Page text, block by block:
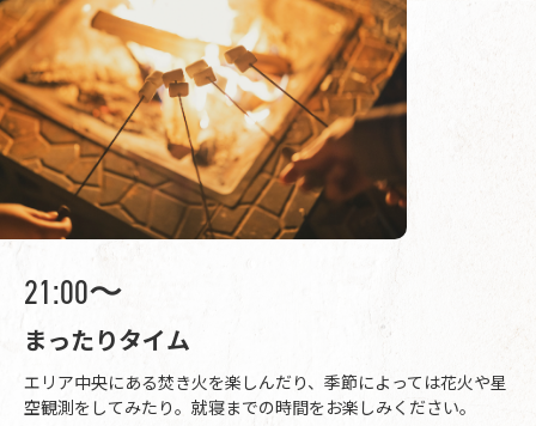
21:00〜
まったりタイム
エリア中央にある焚き火を楽しんだり、季節によっては花火や星
空観測をしてみたり。就寝までの時間をお楽しみください。